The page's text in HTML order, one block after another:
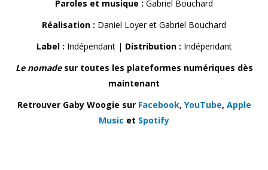
Paroles et musique : Gabriel Bouchard
Réalisation : Daniel Loyer et Gabriel Bouchard
Label : Indépendant | Distribution : Indépendant
Le nomade sur toutes les plateformes numériques dès
maintenant
Retrouver Gaby Woogie sur Facebook, YouTube, Apple
Music et Spotify